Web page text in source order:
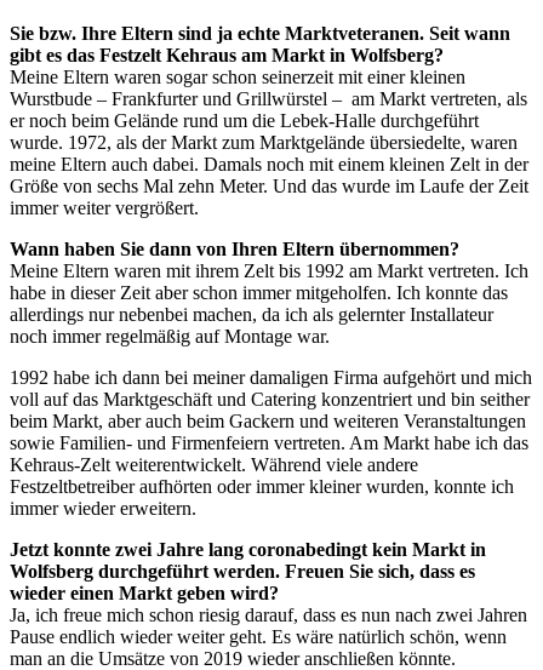
Sie bzw. Ihre Eltern sind ja echte Marktveteranen. Seit wann
gibt es das Festzelt Kehraus am Markt in Wolfsberg?
Meine Eltern waren sogar schon seinerzeit mit einer kleinen
Wurstbude – Frankfurter und Grillwürstel – am Markt vertreten, als
er noch beim Gelände rund um die Lebek-Halle durchgeführt
wurde. 1972, als der Markt zum Marktgelände übersiedelte, waren
meine Eltern auch dabei. Damals noch mit einem kleinen Zelt in der
Größe von sechs Mal zehn Meter. Und das wurde im Laufe der Zeit
immer weiter vergrößert.
Wann haben Sie dann von Ihren Eltern übernommen?
Meine Eltern waren mit ihrem Zelt bis 1992 am Markt vertreten. Ich
habe in dieser Zeit aber schon immer mitgeholfen. Ich konnte das
allerdings nur nebenbei machen, da ich als gelernter Installateur
noch immer regelmäßig auf Montage war.
1992 habe ich dann bei meiner damaligen Firma aufgehört und mich
voll auf das Marktgeschäft und Catering konzentriert und bin seither
beim Markt, aber auch beim Gackern und weiteren Veranstaltungen
sowie Familien- und Firmenfeiern vertreten. Am Markt habe ich das
Kehraus-Zelt weiterentwickelt. Während viele andere
Festzeltbetreiber aufhörten oder immer kleiner wurden, konnte ich
immer wieder erweitern.
Jetzt konnte zwei Jahre lang coronabedingt kein Markt in
Wolfsberg durchgeführt werden. Freuen Sie sich, dass es
wieder einen Markt geben wird?
Ja, ich freue mich schon riesig darauf, dass es nun nach zwei Jahren
Pause endlich wieder weiter geht. Es wäre natürlich schön, wenn
man an die Umsätze von 2019 wieder anschließen könnte.